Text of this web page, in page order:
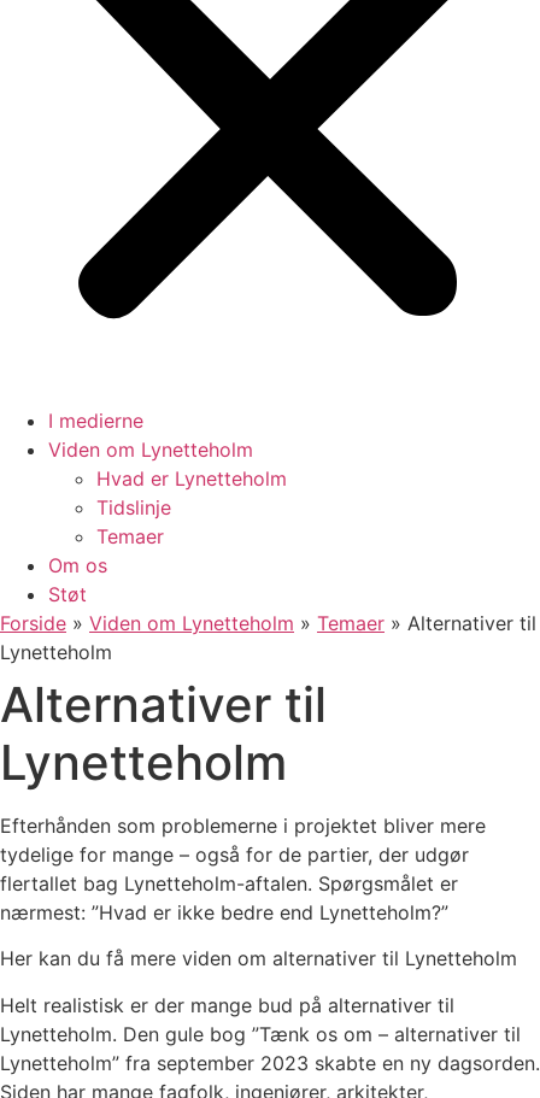
I medierne
Viden om Lynetteholm
Hvad er Lynetteholm
Tidslinje
Temaer
Om os
Støt
Forside » Viden om Lynetteholm » Temaer » Alternativer til
Lynetteholm
Alternativer til
Lynetteholm
Efterhånden som problemerne i projektet bliver mere
tydelige for mange – også for de partier, der udgør
flertallet bag Lynetteholm-aftalen. Spørgsmålet er
nærmest: ”Hvad er ikke bedre end Lynetteholm?”
Her kan du få mere viden om alternativer til Lynetteholm
Helt realistisk er der mange bud på alternativer til
Lynetteholm. Den gule bog ”Tænk os om – alternativer til
Lynetteholm” fra september 2023 skabte en ny dagsorden.
Siden har mange fagfolk, ingeniører, arkitekter,